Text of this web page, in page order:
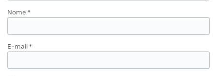
Nome *
E-mail *